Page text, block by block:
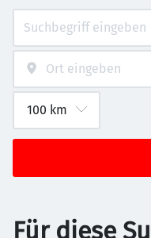
Für diese